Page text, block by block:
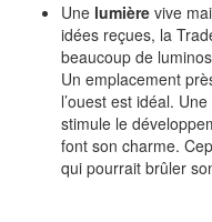
Une lumière vive
idées reçues, la
beaucoup de
Un emplacement
l’ouest est idéal.
stimule le
font son charme.
qui pourrait brûler